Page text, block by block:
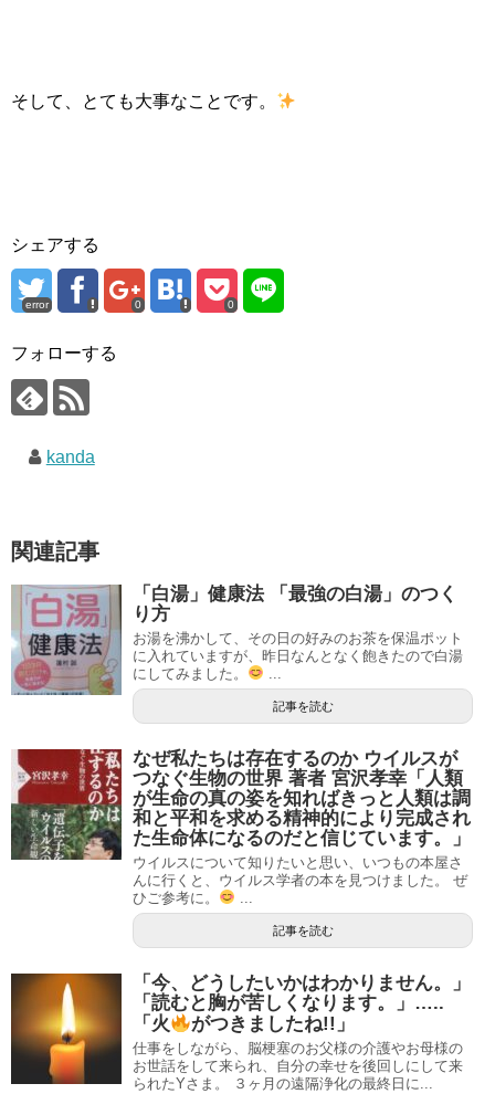
そして、とても大事なことです。
シェアする
error 0 0
フォローする
kanda
関連記事
「白湯」健康法 「最強の白湯」のつく
り方
お湯を沸かして、その日の好みのお茶を保温ポット
に入れていますが、昨日なんとなく飽きたので白湯
にしてみました。
...
記事を読む
なぜ私たちは存在するのか ウイルスが
つなぐ生物の世界 著者 宮沢孝幸「人類
が生命の真の姿を知ればきっと人類は調
和と平和を求める精神的により完成され
た生命体になるのだと信じています。」
ウイルスについて知りたいと思い、いつもの本屋さ
んに行くと、ウイルス学者の本を見つけました。 ぜ
ひご参考に。
...
記事を読む
「今、どうしたいかはわかりません。」
「読むと胸が苦しくなります。」…..
「火
がつきましたね!!」
仕事をしながら、脳梗塞のお父様の介護やお母様の
お世話をして来られ、自分の幸せを後回しにして来
られたYさま。 ３ヶ月の遠隔浄化の最終日に...